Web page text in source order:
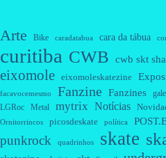
Arte Bike caradatabua cara da tábua
curitiba CWB cwb skt
eixomole eixomoleskatezine
facavocemesmo Fanzine Fanzines
LGRoc Metal mytrix Notícias
Ornitorrincos picosdeskate política
punkrock quadrinhos skate